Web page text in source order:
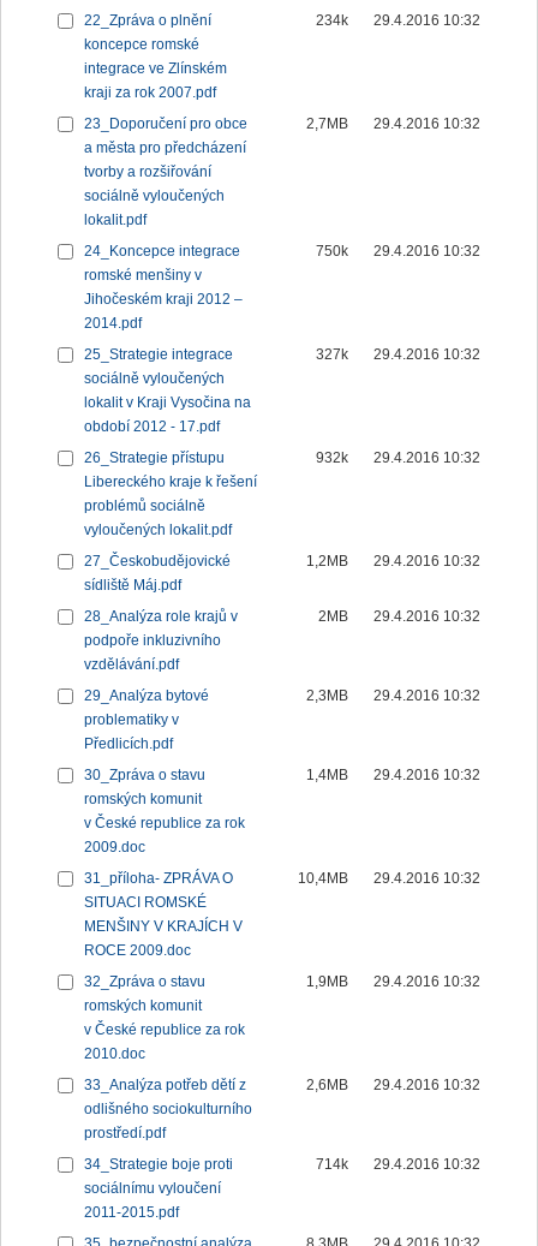
22_Zpráva o plnění
koncepce romské
integrace ve Zlínském
kraji za rok 2007.pdf
234k 29.4.2016 10:32
23_Doporučení pro obce
a města pro předcházení
tvorby a rozšiřování
sociálně vyloučených
lokalit.pdf
2,7MB 29.4.2016 10:32
24_Koncepce integrace
romské menšiny v
Jihočeském kraji 2012 –
2014.pdf
750k 29.4.2016 10:32
25_Strategie integrace
sociálně vyloučených
lokalit v Kraji Vysočina na
období 2012 - 17.pdf
327k 29.4.2016 10:32
26_Strategie přístupu
Libereckého kraje k řešení
problémů sociálně
vyloučených lokalit.pdf
932k 29.4.2016 10:32
27_Českobudějovické
sídliště Máj.pdf
1,2MB 29.4.2016 10:32
28_Analýza role krajů v
podpoře inkluzivního
vzdělávání.pdf
2MB 29.4.2016 10:32
29_Analýza bytové
problematiky v
Předlicích.pdf
2,3MB 29.4.2016 10:32
30_Zpráva o stavu
romských komunit
v České republice za rok
2009.doc
1,4MB 29.4.2016 10:32
31_příloha- ZPRÁVA O
SITUACI ROMSKÉ
MENŠINY V KRAJÍCH V
ROCE 2009.doc
10,4MB 29.4.2016 10:32
32_Zpráva o stavu
romských komunit
v České republice za rok
2010.doc
1,9MB 29.4.2016 10:32
33_Analýza potřeb dětí z
odlišného sociokulturního
prostředí.pdf
2,6MB 29.4.2016 10:32
34_Strategie boje proti
sociálnímu vyloučení
2011-2015.pdf
714k 29.4.2016 10:32